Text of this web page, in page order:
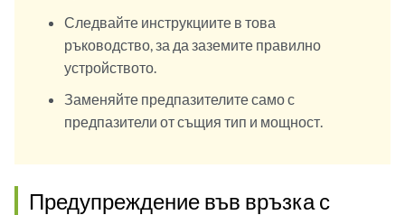
Следвайте инструкциите в това
ръководство, за да заземите правилно
устройството.
Заменяйте предпазителите само с
предпазители от същия тип и мощност.
Предупреждение във връзка с